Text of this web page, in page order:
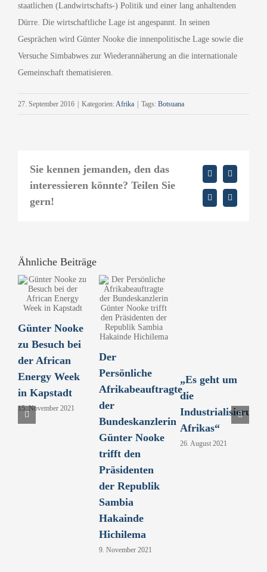
staatlichen (Landwirtschafts-) Politik und einer lang anhaltenden
Dürre. Die wirtschaftliche Lage ist angespannt. In seinen
Gesprächen wird Günter Nooke die innenpolitische Lage sowie die
Versuche Simbabwes zur Wiederannäherung an die internationale
Gemeinschaft thematisieren.
27. September 2016 | Kategorien: Afrika | Tags: Botsuana
Sie kennen jemanden, den das
interessieren könnte? Teilen Sie
gern!
Facebook
X
LinkedIn
E-
Mail
Ähnliche Beiträge
Günter Nooke
zu Besuch bei
der African
Energy Week
in Kapstadt
15. November 2021
Der
Persönliche
Afrikabeauftragte
der
Bundeskanzlerin
Günter Nooke
trifft den
Präsidenten
der Republik
Sambia
Hakainde
Hichilema
9. November 2021
„Es geht um
die
Industrialisierung
Afrikas“
26. August 2021